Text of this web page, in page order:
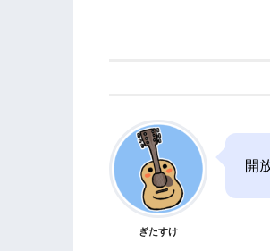
ぎたすけ
開